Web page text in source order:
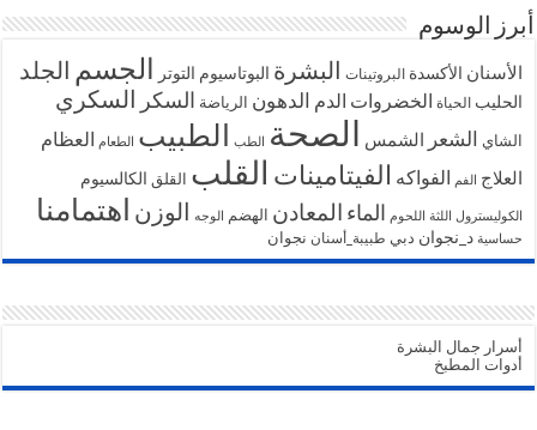
أبرز الوسوم
الأسنان الأكسدة البروتينات البشرة البوتاسيوم التوتر الجسم الجلد
الحليب الحياة الخضروات الدم الدهون الرياضة السكر السكري
الشاي الشعر الشمس الصحة الطب الطبيب الطعام
العظام
العلاج الفم الفواكه الفيتامينات القلب القلق الكالسيوم
الكوليسترول اللثة اللحوم الماء المعادن الهضم الوجه الوزن اهتمامنا
حساسية د_نجوان دبي طبيبة_أسنان نجوان
أسرار جمال البشرة
أدوات المطبخ